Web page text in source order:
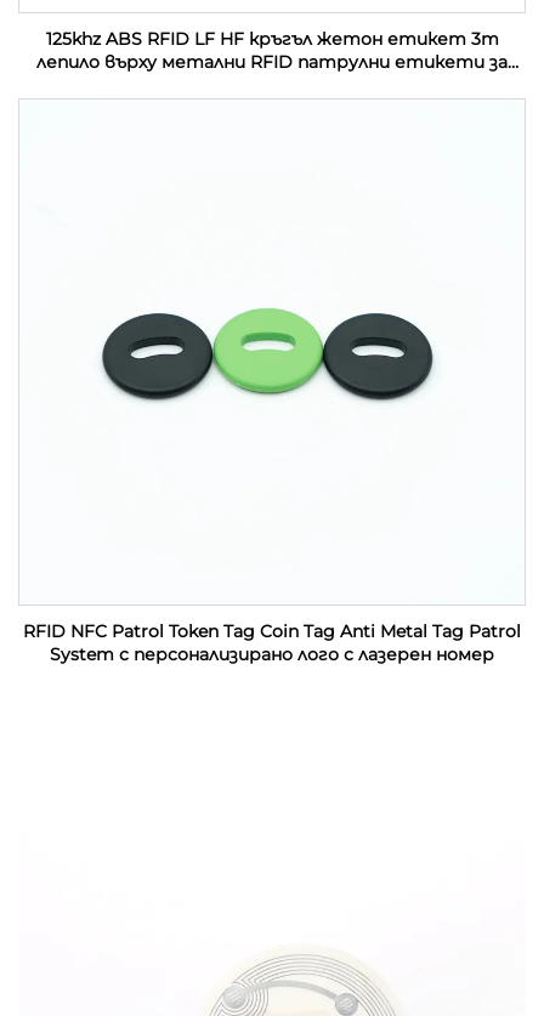
125khz ABS RFID LF HF кръгъл жетон етикет 3m
лепило върху метални RFID патрулни етикети за
RFID NFC Patrol Token Tag Coin Tag Anti Metal Tag Patrol
System с персонализирано лого с лазерен номер